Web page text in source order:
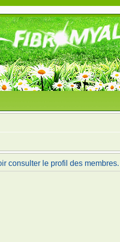
consulter le profil des membres.